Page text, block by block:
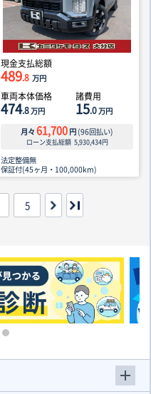
現金支払総額
489.8 万円
車両本体価格
474.8万円
諸費用
15.0万円
月々 61,700 円 (96回払い)
ローン支払総額 5,930,434円
法定整備無
保証付(45ヶ月・100,000km)
5